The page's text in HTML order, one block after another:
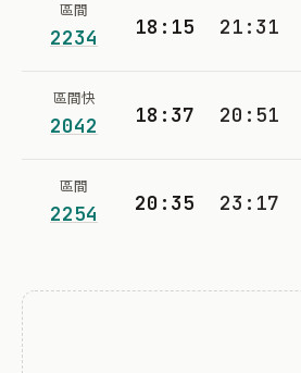
區間
2234 18:15 21:31
區間快
2042 18:37 20:51
區間
2254 20:35 23:17